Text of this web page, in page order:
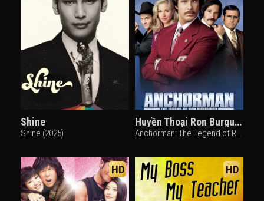
Shine
Shine (2025)
Huyền Thoại Ron Burgundy
Anchorman: The Legend of Ron Burgundy (2004)
HD HD